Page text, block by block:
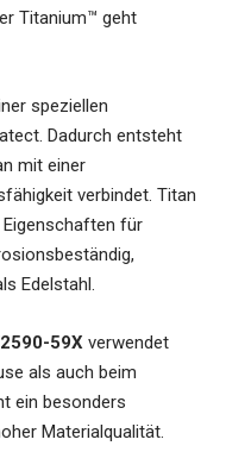
Titanium™ geht
speziellen
Dadurch entsteht
mit einer
verbindet. Titan
für
Edelstahl.
59X verwendet
als auch beim
ein besonders
Materialqualität.